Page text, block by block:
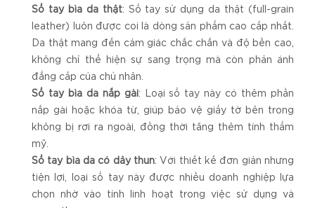
Sổ tay bìa da thật: Sổ tay sử dụng da thật (full-grain
leather) luôn được coi là dòng sản phẩm cao cấp nhất.
Da thật mang đến cảm giác chắc chắn và độ bền cao,
không chỉ thể hiện sự sang trọng mà còn phản ánh
đẳng cấp của chủ nhân.
Sổ tay bìa da nắp gài : Loại sổ tay này có thêm phần
nắp gài hoặc khóa từ, giúp bảo vệ giấy tờ bên trong
không bị rơi ra ngoài, đồng thời tăng thêm tính thẩm
mỹ.
Sổ tay bìa da có dây thun: Với thiết kế đơn giản nhưng
tiện lợi, loại sổ tay này được nhiều doanh nghiệp lựa
chọn nhờ vào tính linh hoạt trong việc sử dụng và